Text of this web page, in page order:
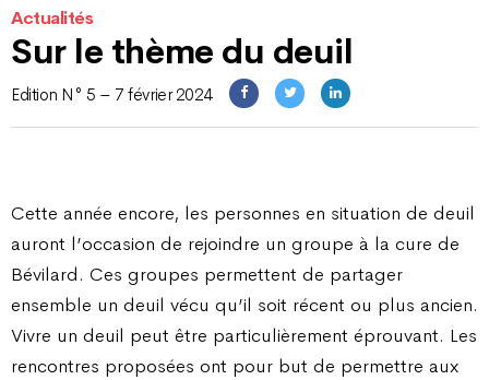
Actualités
Sur le thème du deuil
Edition N° 5 – 7 février 2024
Cette année encore, les personnes en situation de deuil
auront l’occasion de rejoindre un groupe à la cure de
Bévilard. Ces groupes permettent de partager
ensemble un deuil vécu qu’il soit récent ou plus ancien.
Vivre un deuil peut être particulièrement éprouvant. Les
rencontres proposées ont pour but de permettre aux